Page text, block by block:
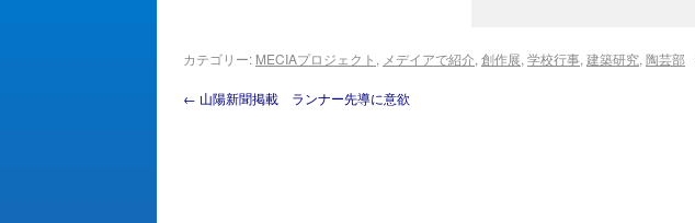
カテゴリー: MECIAプロジェクト , メデイアで紹介, 創作展, 学校行事, 建築研究, 陶芸部
← 山陽新聞掲載 ランナー先導に意欲